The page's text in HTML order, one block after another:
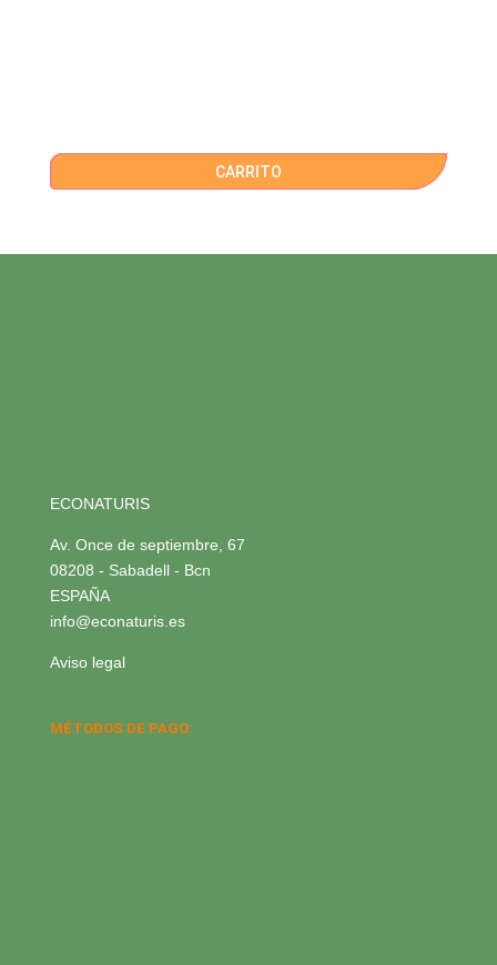
CARRITO
ECONATURIS
Av. Once de septiembre, 67
08208 - Sabadell - Bcn
ESPAÑA
info@econaturis.es
Aviso legal
MÉTODOS DE PAGO: